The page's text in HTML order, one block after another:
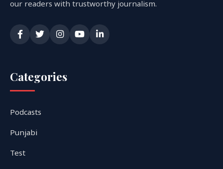
our readers with trustworthy journalism.
Categories
Podcasts
Punjabi
Test